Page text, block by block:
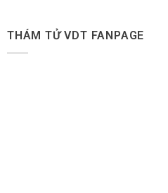
THÁM TỬ VDT FANPAGE